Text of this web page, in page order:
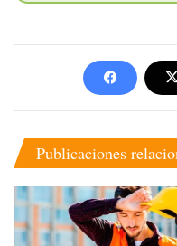
Publicaciones